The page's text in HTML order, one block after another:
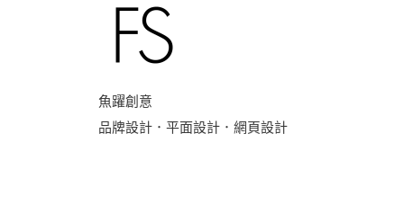
魚躍創意
品牌設計．平面設計．網頁設計